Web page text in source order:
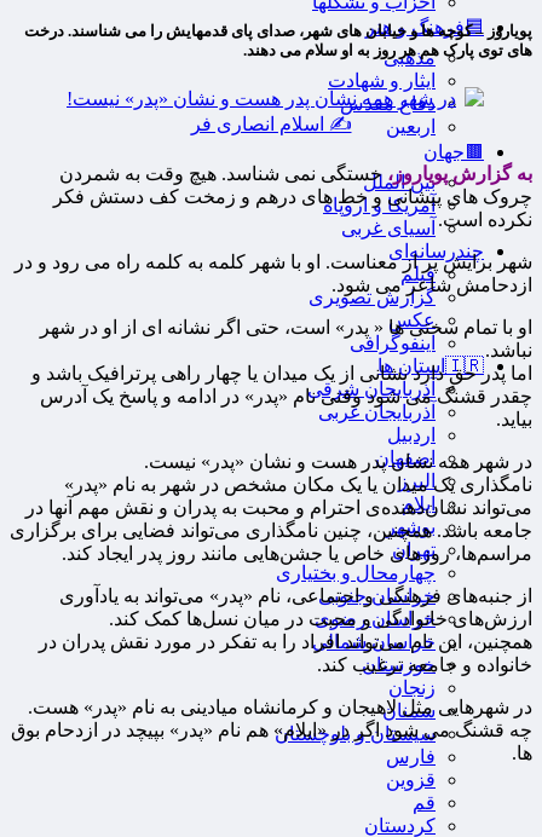
🟦فرهنگ و هنر
مذهبی
ایثار و شهادت
دفاع مقدس
اربعین
🟫جهان
بین الملل
آمریکا و اروپاه
آسیای غربی
چندرسانه‌ای
فیلم
گزارش تصویری
عکس
اینفوگرافی
🇮🇷استان ها
آذربایجان شرقی
آذربایجان غربی
اردبیل
اصفهان
البرز
ایلام
بوشهر
تهران
چهارمحال و بختیاری
خراسان جنوبی
خراسان رضوی
خراسان شمالی
خوزستان
زنجان
سمنان
سیستان و بلوچستان
فارس
قزوین
قم
کردستان
پویاروز – کوچه ها و خیابان های شهر، صدای پای قدمهایش را می شناسند. درخت
های توی پارک هم هر روز به او سلام می دهند.
به گزارش پویاروز، خستگی نمی شناسد. هیچ وقت به شمردن
چروک های پیشانی و خط های درهم و زمخت کف دستش فکر
نکرده است.
شهر برایش پر از معناست. او با شهر کلمه به کلمه راه می رود و در
ازدحامش شاعر می شود.
او با تمام سختی ها « پدر» است، حتی اگر نشانه ای از او در شهر
نباشد.
اما پدر حق دارد نشانی از یک میدان یا چهار راهی پرترافیک باشد و
چقدر قشنگ می شود وقتی نام «پدر» در ادامه و پاسخ یک آدرس
بیاید.
در شهر همه نشان پدر هست و نشان «پدر» نیست.
نامگذاری یک میدان یا یک مکان مشخص در شهر به نام «پدر»
می‌تواند نشان‌دهنده‌ی احترام و محبت به پدران و نقش مهم آنها در
جامعه باشد. همچنین، چنین نامگذاری می‌تواند فضایی برای برگزاری
مراسم‌ها، روزهای خاص یا جشن‌هایی مانند روز پدر ایجاد کند.
از جنبه‌های فرهنگی و اجتماعی، نام «پدر» می‌تواند به یادآوری
ارزش‌های خانوادگی و محبت در میان نسل‌ها کمک کند.
همچنین، این نام می‌تواند افراد را به تفکر در مورد نقش پدران در
خانواده و جامعه ترغیب کند.
در شهرهایی مثل لاهیجان و کرمانشاه میادینی به نام «پدر» هست.
چه قشنگ می شود اگر در «ایلام» هم نام «پدر» بپیچد در ازدحام بوق
ها.